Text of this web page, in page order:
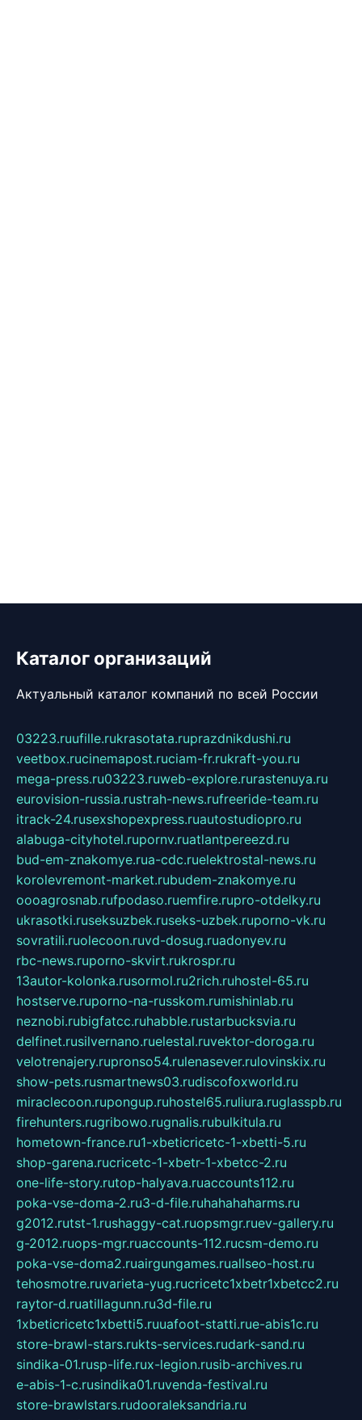
Каталог организаций
Актуальный каталог компаний по всей России
03223.ruufille.rukrasotata.ruprazdnikdushi.ru
veetbox.rucinemapost.ruciam-fr.rukraft-you.ru
mega-press.ru03223.ruweb-explore.rurastenuya.ru
eurovision-russia.rustrah-news.rufreeride-team.ru
itrack-24.rusexshopexpress.ruautostudiopro.ru
alabuga-cityhotel.rupornv.ruatlantpereezd.ru
bud-em-znakomye.rua-cdc.ruelektrostal-news.ru
korolevremont-market.rubudem-znakomye.ru
oooagrosnab.rufpodaso.ruemfire.rupro-otdelky.ru
ukrasotki.ruseksuzbek.ruseks-uzbek.ruporno-vk.ru
sovratili.ruolecoon.ruvd-dosug.ruadonyev.ru
rbc-news.ruporno-skvirt.rukrospr.ru
13autor-kolonka.rusormol.ru2rich.ruhostel-65.ru
hostserve.ruporno-na-russkom.rumishinlab.ru
neznobi.rubigfatcc.ruhabble.rustarbucksvia.ru
delfinet.rusilvernano.ruelestal.ruvektor-doroga.ru
velotrenajery.rupronso54.rulenasever.rulovinskix.ru
show-pets.rusmartnews03.rudiscofoxworld.ru
miraclecoon.rupongup.ruhostel65.ruliura.ruglasspb.ru
firehunters.rugribowo.rugnalis.rubulkitula.ru
hometown-france.ru1-xbeticricetc-1-xbetti-5.ru
shop-garena.rucricetc-1-xbetr-1-xbetcc-2.ru
one-life-story.rutop-halyava.ruaccounts112.ru
poka-vse-doma-2.ru3-d-file.ruhahahaharms.ru
g2012.rutst-1.rushaggy-cat.ruopsmgr.ruev-gallery.ru
g-2012.ruops-mgr.ruaccounts-112.rucsm-demo.ru
poka-vse-doma2.ruairgungames.ruallseo-host.ru
tehosmotre.ruvarieta-yug.rucricetc1xbetr1xbetcc2.ru
raytor-d.ruatillagunn.ru3d-file.ru
1xbeticricetc1xbetti5.ruuafoot-statti.rue-abis1c.ru
store-brawl-stars.rukts-services.rudark-sand.ru
sindika-01.rusp-life.rux-legion.rusib-archives.ru
e-abis-1-c.rusindika01.ruvenda-festival.ru
store-brawlstars.rudooraleksandria.ru